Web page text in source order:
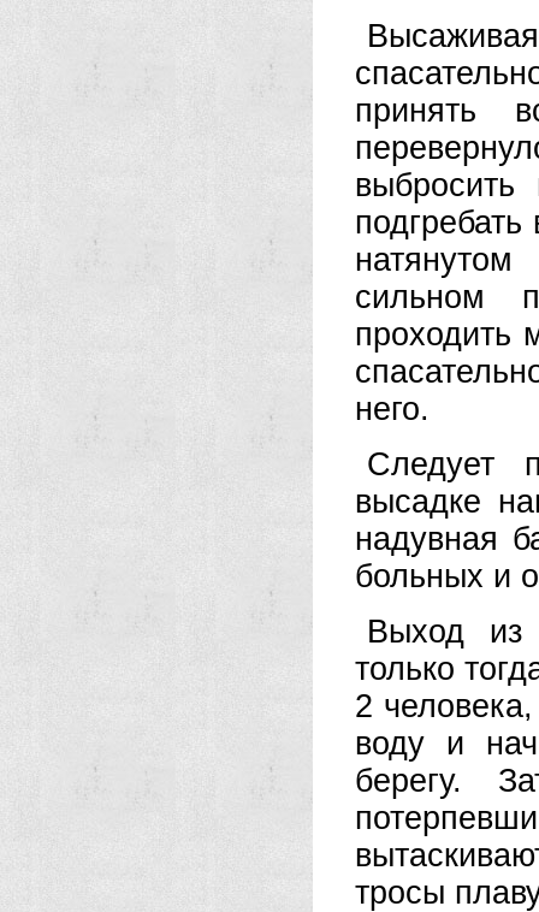
принять
сильном
проходить
него.
Следует
высадке
надувная
больных и
Выход из
только
2
воду и
берегу.
тросы